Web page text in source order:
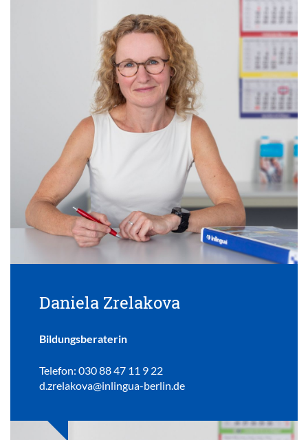
Daniela Zrelakova
Bildungsberaterin
Telefon: 030 88 47 11 9 22
d.zrelakova@inlingua-berlin.de